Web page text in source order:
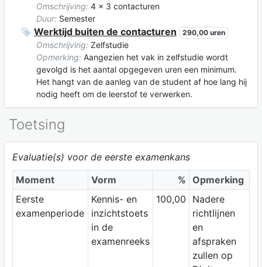
Omschrijving: 4 x 3 contacturen
Duur: Semester
Werktijd buiten de contacturen 290,00 uren
Omschrijving: Zelfstudie
Opmerking: Aangezien het vak in zelfstudie wordt
gevolgd is het aantal opgegeven uren een minimum.
Het hangt van de aanleg van de student af hoe lang hij
nodig heeft om de leerstof te verwerken.
Toetsing
Evaluatie(s) voor de eerste examenkans
Moment
Vorm % Opmerking
Eerste
examenperiode
Kennis- en
inzichtstoets
in de
examenreeks
100,00
Nadere
richtlijnen
en
afspraken
zullen op